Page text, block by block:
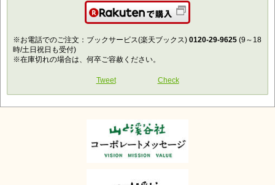
楽天で購入
※お電話でのご注文：ブックサービス(楽天ブックス) 0120-29-9625 (9～18
時/土日祝日も受付)
※在庫切れの場合は、何卒ご容赦ください。
Tweet Check